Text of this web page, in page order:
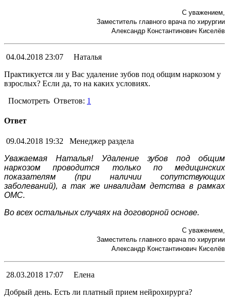
С уважением,
Заместитель главного врача по хирургии
Александр Константинович Киселёв
04.04.2018 23:07
Наталья
Практикуется ли у Вас удаление зубов под общим наркозом у
взрослых? Если да, то на каких условиях.
Посмотреть Ответов: 1
Ответ
09.04.2018 19:32
Менеджер раздела
Уважаемая Наталья! Удаление зубов под общим
наркозом проводится только по медицинских
показателям (при наличии сопутствующих
заболеваний), а так же инвалидам детства в рамках
ОМС.
Во всех остальных случаях на договорной основе.
С уважением,
Заместитель главного врача по хирургии
Александр Константинович Киселёв
28.03.2018 17:07
Елена
Добрый день. Есть ли платный прием нейрохирурга?